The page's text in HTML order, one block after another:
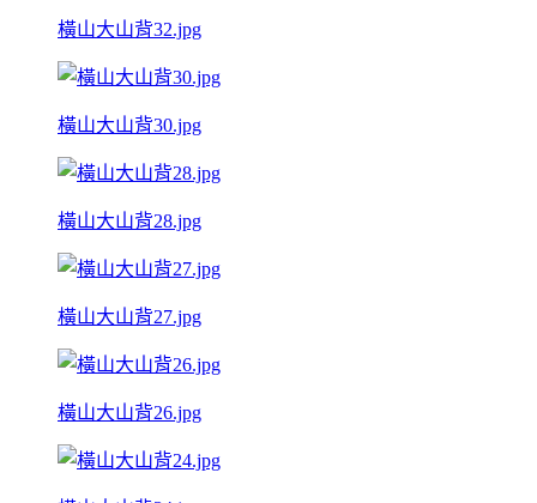
橫山大山背32.jpg
橫山大山背30.jpg
橫山大山背28.jpg
橫山大山背27.jpg
橫山大山背26.jpg